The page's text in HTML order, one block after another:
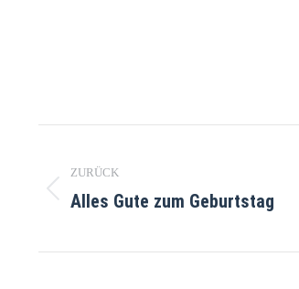
ZURÜCK
Alles Gute zum Geburtstag